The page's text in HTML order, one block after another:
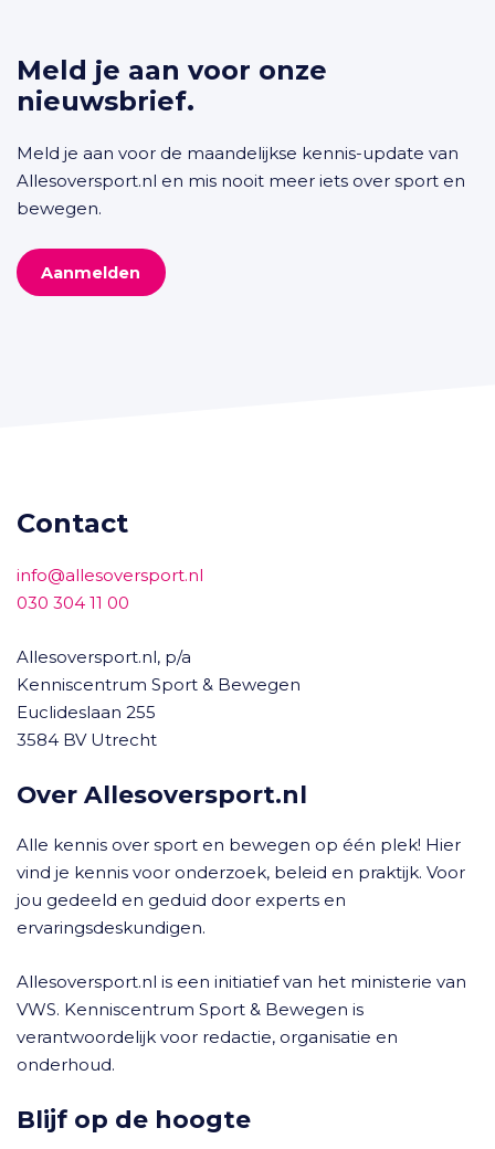
Meld je aan voor onze
nieuwsbrief.
Meld je aan voor de maandelijkse kennis-update van
Allesoversport.nl en mis nooit meer iets over sport en
bewegen.
Aanmelden
Contact
info@allesoversport.nl
030 304 11 00
Allesoversport.nl, p/a
Kenniscentrum Sport & Bewegen
Euclideslaan 255
3584 BV Utrecht
Over Allesoversport.nl
Alle kennis over sport en bewegen op één plek! Hier
vind je kennis voor onderzoek, beleid en praktijk. Voor
jou gedeeld en geduid door experts en
ervaringsdeskundigen.
Allesoversport.nl is een initiatief van het ministerie van
VWS. Kenniscentrum Sport & Bewegen is
verantwoordelijk voor redactie, organisatie en
onderhoud.
Blijf op de hoogte